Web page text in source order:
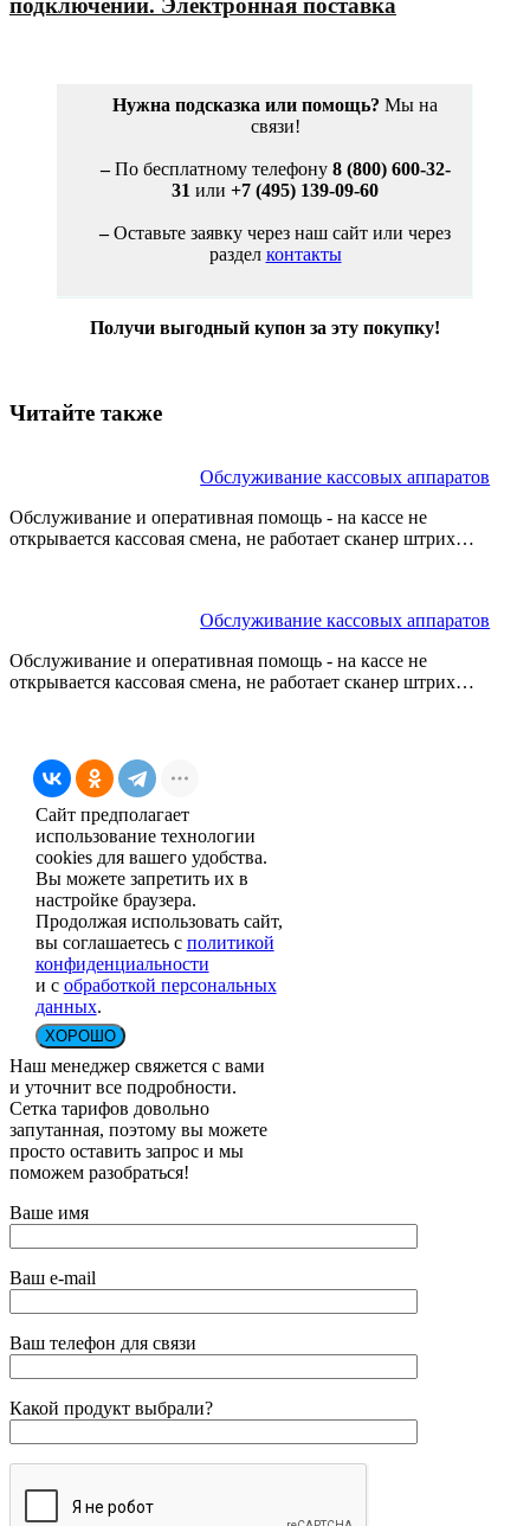
подключений. Электронная поставка
Нужна подсказка или помощь? Мы на
связи!
–По бесплатному телефону 8 (800) 600-32-
31 или +7 (495) 139-09-60
–Оставьте заявку через наш сайт или через
раздел контакты
Получи выгодный купон за эту покупку!
Читайте также
Обслуживание кассовых аппаратов
Обслуживание и оперативная помощь - на кассе не
открывается кассовая смена, не работает сканер штрих…
Обслуживание кассовых аппаратов
Обслуживание и оперативная помощь - на кассе не
открывается кассовая смена, не работает сканер штрих…
Сайт предполагает
использование технологии
cookies для вашего удобства.
Вы можете запретить их в
настройке браузера.
Продолжая использовать сайт,
вы соглашаетесь с политикой
конфиденциальности
и с обработкой персональных
данных.
ХОРОШО
Наш менеджер свяжется с вами
и уточнит все подробности.
Сетка тарифов довольно
запутанная, поэтому вы можете
просто оставить запрос и мы
поможем разобраться!
Ваше имя
Ваш e-mail
Ваш телефон для связи
Какой продукт выбрали?